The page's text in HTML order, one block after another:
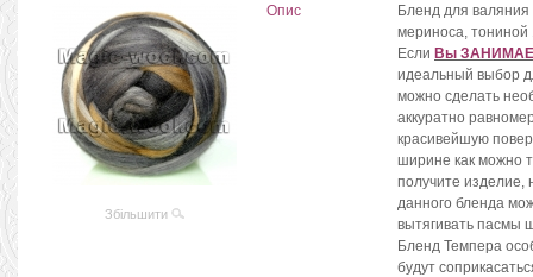
Збільшити
Опис
Бленд для
мериноса, тониной
Если Вы
идеальный выбор
можно сделать
аккуратно
красивейшую
ширине как можно
получите изделие,
данного бленда
вытягивать пасмы
Бленд Темпера
будут